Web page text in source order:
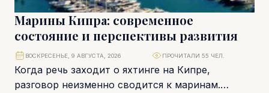
Марины Кипра: современное
состояние и перспективы развития
Когда речь заходит о яхтинге на Кипре,
разговор неизменно сводится к маринам.
ВОСКРЕСЕНЬЕ, 9 АВГУСТА, 2026 ПРОЧИТАЛИ 55 ЧЕЛ.